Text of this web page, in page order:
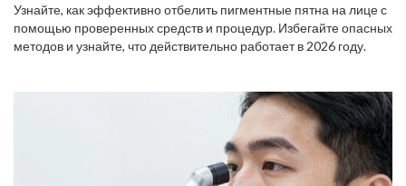
Узнайте, как эффективно отбелить пигментные пятна на лице с
помощью проверенных средств и процедур. Избегайте опасных
методов и узнайте, что действительно работает в 2026 году.